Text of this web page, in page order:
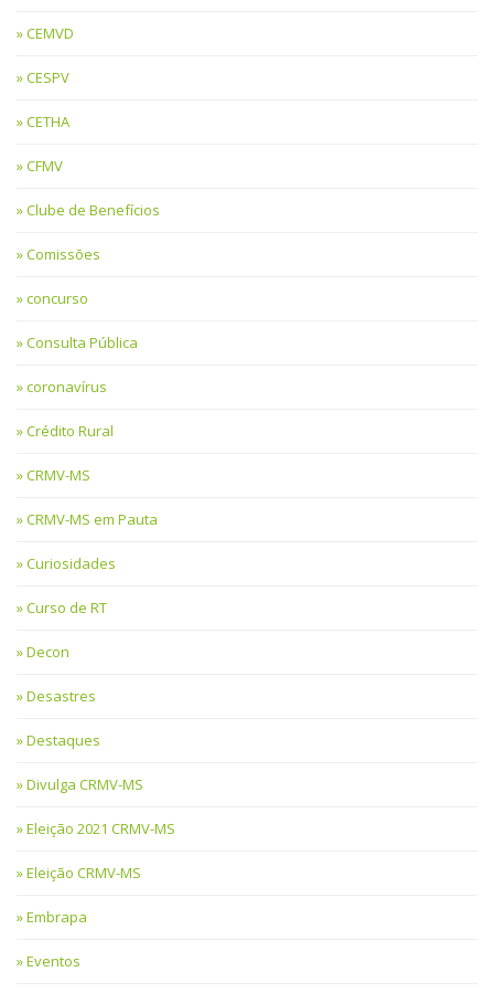
CEMVD
CESPV
CETHA
CFMV
Clube de Benefícios
Comissões
concurso
Consulta Pública
coronavírus
Crédito Rural
CRMV-MS
CRMV-MS em Pauta
Curiosidades
Curso de RT
Decon
Desastres
Destaques
Divulga CRMV-MS
Eleição 2021 CRMV-MS
Eleição CRMV-MS
Embrapa
Eventos